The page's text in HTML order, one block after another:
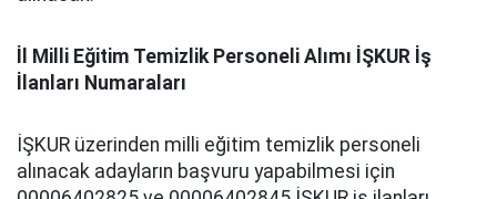
İl Milli Eğitim Temizlik Personeli Alımı İŞKUR İş
İlanları Numaraları
İŞKUR üzerinden milli eğitim temizlik personeli
alınacak adayların başvuru yapabilmesi için